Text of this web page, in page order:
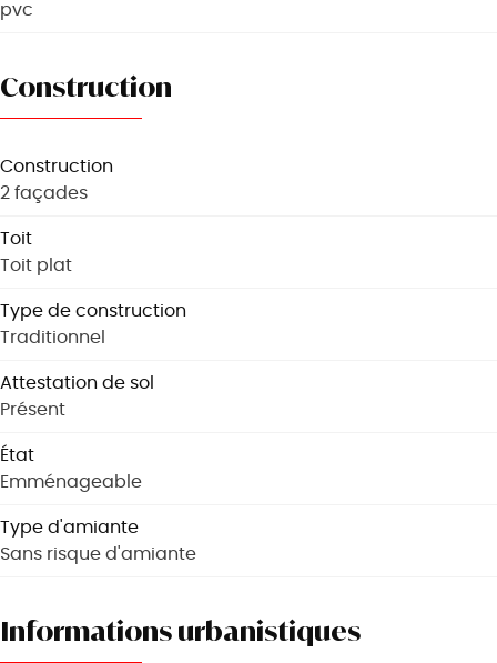
pvc
Construction
Construction
2 façades
Toit
Toit plat
Type de construction
Traditionnel
Attestation de sol
Présent
État
Emménageable
Type d'amiante
Sans risque d'amiante
Informations urbanistiques